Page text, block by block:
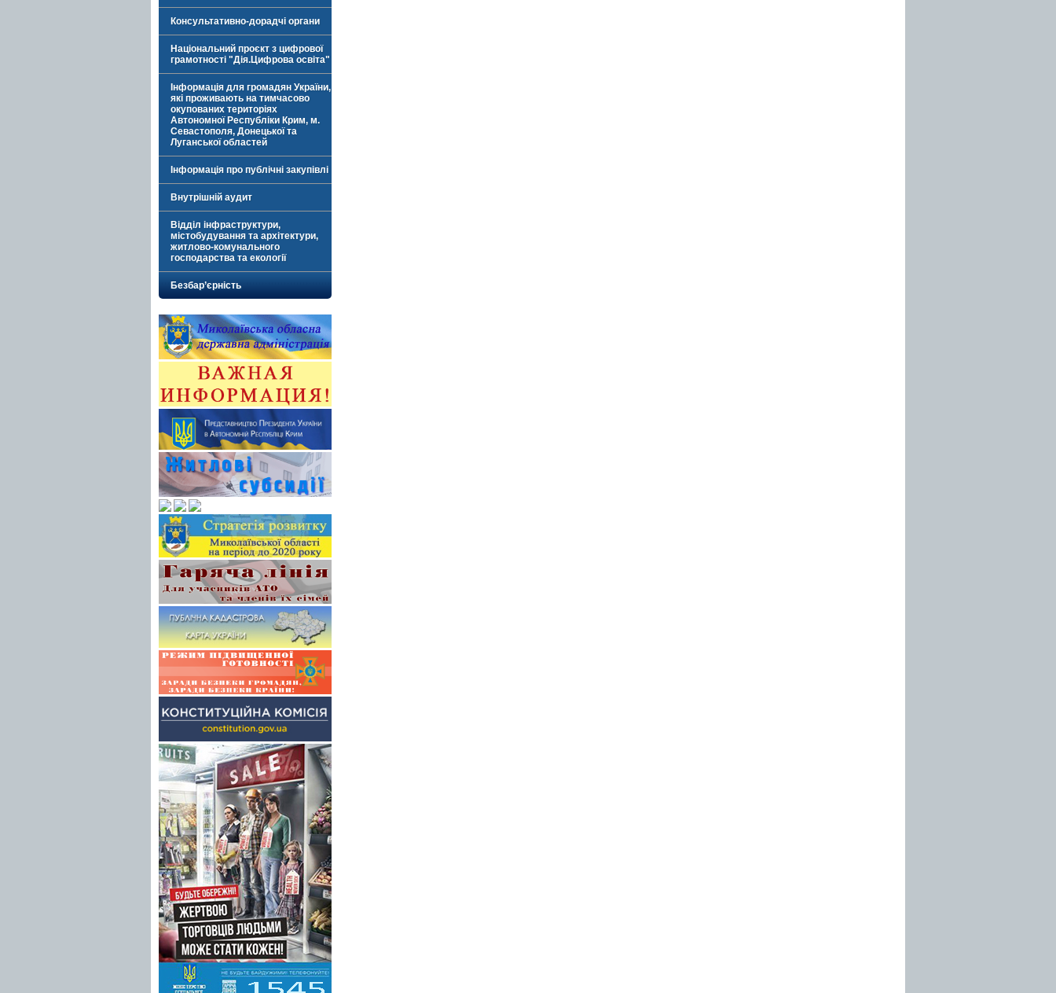
Консультативно-дорадчі органи
Національний проєкт з цифрової
грамотності "Дія.Цифрова освіта"
Інформація для громадян України,
які проживають на тимчасово
окупованих територіях
Автономної Республіки Крим, м.
Севастополя, Донецької та
Луганської областей
Інформація про публічні закупівлі
Внутрішній аудит
Відділ інфраструктури,
містобудування та архітектури,
житлово-комунального
господарства та екології
Безбар’єрність